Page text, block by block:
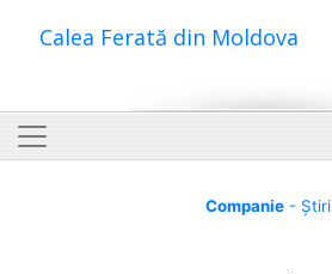
Calea Ferată din Moldova
Companie- Știri